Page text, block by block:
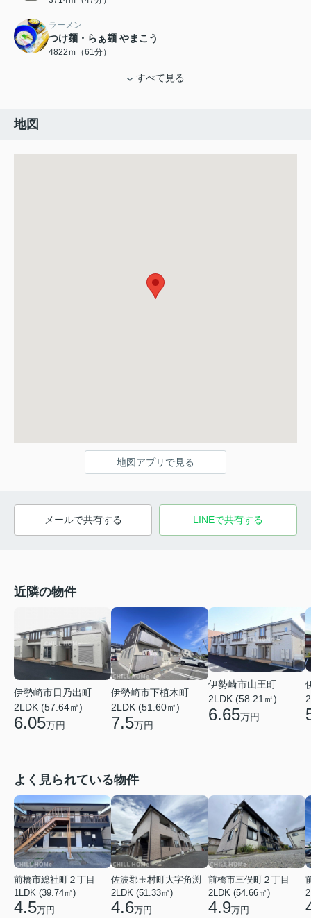
ラーメン
つけ麺・らぁ麺 やまこう
4822ｍ（61分）
すべて見る
地図
地図アプリで見る
メールで共有する LINEで共有する
近隣の物件
伊勢崎市日乃出町
2LDK (57.64㎡)
6.05万円
伊勢崎市下植木町
2LDK (51.60㎡)
7.5万円
伊勢崎市山王町
2LDK (58.21㎡)
6.65万円
よく見られている物件
前橋市総社町２丁目
1LDK (39.74㎡)
4.5万円
佐波郡玉村町大字角渕
2LDK (51.33㎡)
4.6万円
前橋市三俣町２丁目
2LDK (54.66㎡)
4.9万円